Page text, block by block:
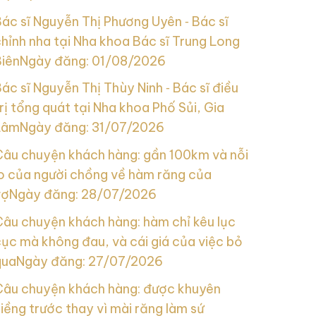
sĩ Nguyễn Thị Phương Uyên ‑ Bác sĩ
nha tại Nha khoa Bác sĩ Trung Long
Ngày đăng: 01/08/2026
sĩ Nguyễn Thị Thùy Ninh ‑ Bác sĩ điều
tổng quát tại Nha khoa Phố Sủi, Gia
Ngày đăng: 31/07/2026
chuyện khách hàng: gần 100km và nỗi
của người chồng về hàm răng của
Ngày đăng: 28/07/2026
chuyện khách hàng: hàm chỉ kêu lục
mà không đau, và cái giá của việc bỏ
Ngày đăng: 27/07/2026
chuyện khách hàng: được khuyên
trước thay vì mài răng làm sứ